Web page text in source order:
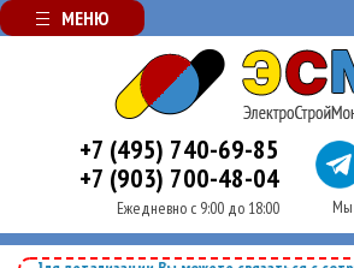
МЕНЮ
+7 (495) 740-69-85
+7 (903) 700-48-04
Ежедневно с 9:00 до 18:00 Мы